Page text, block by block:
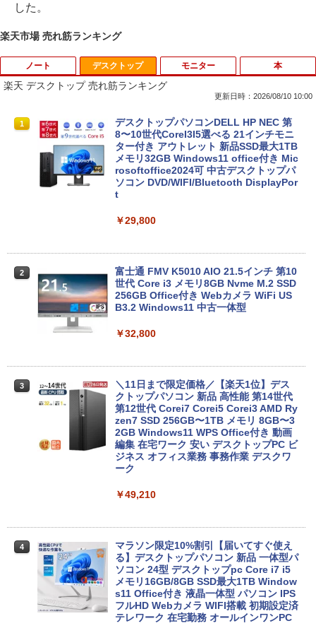
した。
楽天市場 売れ筋ランキング
ノート
1
良品 フルHD 15.6インチ TOSHIBA dyna
book B65HU Windows11 卓越性能 第1
1世代Core i5-1135G7 16GB 爆速NVMe
式512GB-SSD カメラ 無線Wi-Fi6 Office
付き Win11【中古ノートパソコン 中古パ
ソコン 中古PC】送料無料 あす楽対応 即
日発送（Windows10も対応可能 Win1
【13.3型 軽量化 薄型 】 ノートパソコン
中古 パソコン ノートPC 13.3型 第十世代
Core i5 NEC VersaPro VB-9 SSD256GB
I Bluetooth 無線 HDMI 中古pc 中古ノー
￥35,990
【★最大100%ポイント】【WEBカメラ
＆マウス】【内蔵テンキー】 第4世代 Co
re i7/メモリ:16GB/SSD:512GB/15.6イン
チ/無線LAN/Wi-Fi/DVD/Office/中古パソ
コン 中古 パソコン 中古PC 中古ノートパ
作良好品
【訳あり】【2023年発売モデル】 中古ノ
ート 人気商品 東芝 TOSHIBA dynabook
G83シリーズ メモリ16GB NVMe SSD25
6GB Windows11 Office2021 ダイナブ
ック オフィス付きノートパソコン 東芝パ
デスクトップ
楽天 デスクトップ 売れ筋ランキング
更新日時：2026/08/10 10:00
1
デスクトップパソコンDELL HP NEC 第
8〜10世代CoreI3I5選べる 21インチモニ
ター付き アウトレット 新品SSD最大1TB
メモリ32GB Windows11 office付き Mic
rosoftoffice2024可 中古デスクトップパ
ソコン DVD/WIFI/Bluetooth DisplayPor
t
￥29,800
2
富士通 FMV K5010 AIO 21.5インチ 第10
世代 Core i3 メモリ8GB Nvme M.2 SSD
256GB Office付き Webカメラ WiFi US
B3.2 Windows11 中古一体型
￥32,800
3
＼11日まで限定価格／【楽天1位】デス
クトップパソコン 新品 高性能 第14世代
第12世代 Corei7 Corei5 Corei3 AMD Ry
zen7 SSD 256GB〜1TB メモリ 8GB〜3
2GB Windows11 WPS Office付き 動画
編集 在宅ワーク 安い デスクトップPC ビ
ジネス オフィス業務 事務作業 デスクワ
ーク
￥49,210
4
マラソン限定10%割引【届いてすぐ使え
る】デスクトップパソコン 新品 一体型パ
ソコン 24型 デスクトップpc Core i7 i5
メモリ16GB/8GB SSD最大1TB Window
s11 Office付き 液晶一体型 パソコン IPS
フルHD Webカメラ WIFI搭載 初期設定済
テレワーク 在宅勤務 オールインワンPC
モニター 本